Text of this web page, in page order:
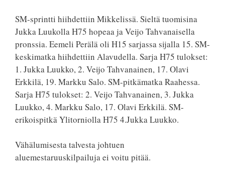
SM-sprintti hiihdettiin Mikkelissä. Sieltä tuomisina
Jukka Luukolla H75 hopeaa ja Veijo Tahvanaisella
pronssia. Eemeli Perälä oli H15 sarjassa sijalla 15. SM-
keskimatka hiihdettiin Alavudella. Sarja H75 tulokset:
1. Jukka Luukko, 2. Veijo Tahvanainen, 17. Olavi
Erkkilä, 19. Markku Salo. SM-pitkämatka Raahessa.
Sarja H75 tulokset: 2. Veijo Tahvanainen, 3. Jukka
Luukko, 4. Markku Salo, 17. Olavi Erkkilä. SM-
erikoispitkä Ylitorniolla H75 4.Jukka Luukko.
Vähälumisesta talvesta johtuen
aluemestaruuskilpailuja ei voitu pitää.